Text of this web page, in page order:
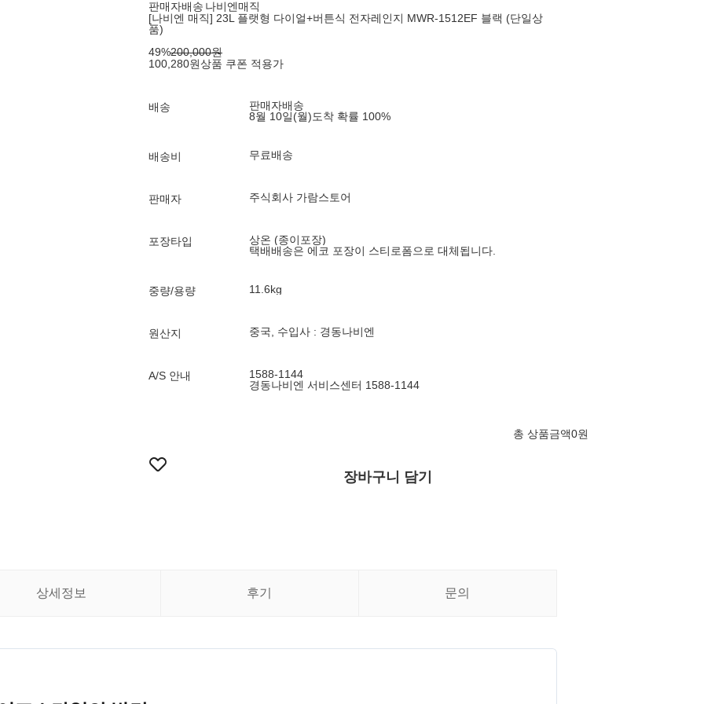
판매자배송 나비엔매직
[나비엔 매직] 23L 플랫형 다이얼+버튼식 전자레인지 MWR-1512EF 블랙 (단일상
품)
49%200,000원
100,280원상품 쿠폰 적용가
배송
판매자배송
8월 10일(월)도착 확률 100%
배송비 무료배송
판매자 주식회사 가람스토어
포장타입
상온 (종이포장)
택배배송은 에코 포장이 스티로폼으로 대체됩니다.
중량/용량 11.6kg
원산지 중국, 수입사 : 경동나비엔
A/S 안내
1588-1144
경동나비엔 서비스센터 1588-1144
총 상품금액0원
장바구니 담기
상세정보 후기 문의